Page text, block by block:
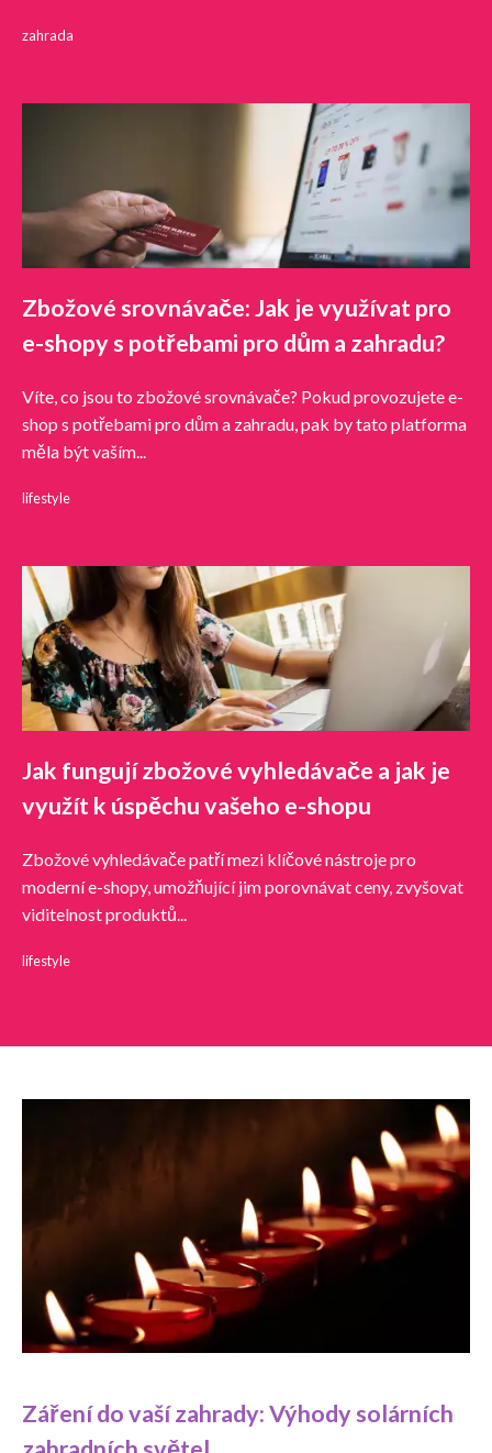
zahrada
Zbožové srovnávače: Jak je využívat pro
e-shopy s potřebami pro dům a zahradu?
Víte, co jsou to zbožové srovnávače? Pokud provozujete e-
shop s potřebami pro dům a zahradu, pak by tato platforma
měla být vaším...
lifestyle
Jak fungují zbožové vyhledávače a jak je
využít k úspěchu vašeho e-shopu
Zbožové vyhledávače patří mezi klíčové nástroje pro
moderní e-shopy, umožňující jim porovnávat ceny, zvyšovat
viditelnost produktů...
lifestyle
Záření do vaší zahrady: Výhody solárních